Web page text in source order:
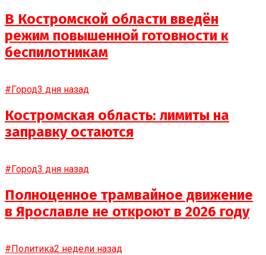
В Костромской области введён
режим повышенной готовности к
беспилотникам
#Город3 дня назад
Костромская область: лимиты на
заправку остаются
#Город3 дня назад
Полноценное трамвайное движение
в Ярославле не откроют в 2026 году
#Политика2 недели назад